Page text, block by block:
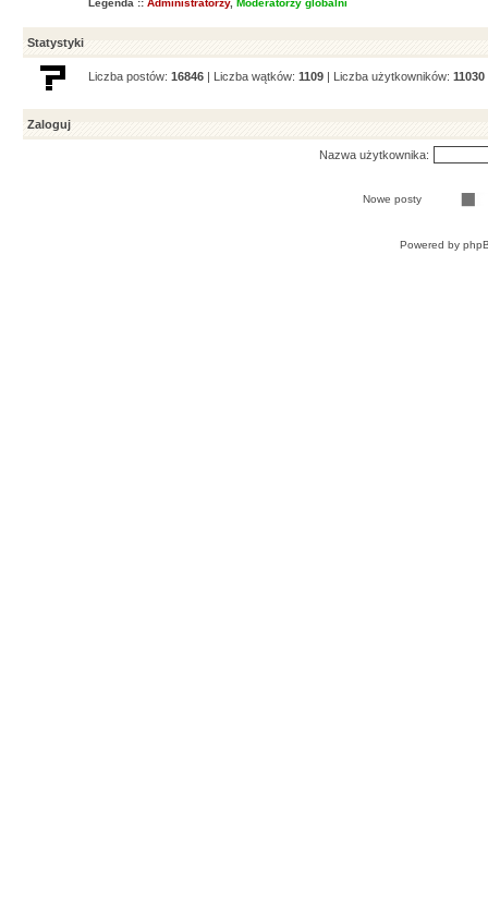
Legenda :: Administratorzy, Moderatorzy globalni
Statystyki
Liczba postów: 16846 | Liczba wątków: 1109 | Liczba użytkowników: 11030
Zaloguj
Nazwa użytkownika:
Nowe posty
Powered by